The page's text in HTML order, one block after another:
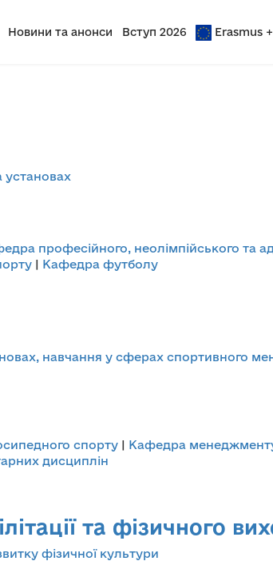
Новини та анонси Вступ 2026 Erasmus +
установах
професійного, неолімпійського та
| Кафедра футболу
навчання у сферах спортивного
спорту | Кафедра
дисциплін
та фізичного
фізичної культури